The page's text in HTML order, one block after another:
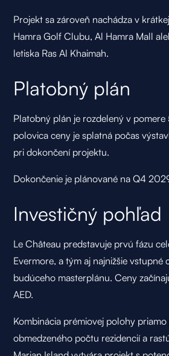
Projekt sa zároveň nachádza v
Hamra Golf Clubu, Al Hamra Mall
letiska Ras Al Khaimah.
Platobný plán
Platobný plán je rozdelený v
polovica ceny je splatná počas
pri dokončení projektu.
Dokončenie je plánované na Q4
Investičný pohľad
Le Château predstavuje prvú fázu
Evermore, a tým aj najnižšie vstupné
budúceho masterplánu. Ceny
AED.
Kombinácia prémiovej polohy
obmedzeného počtu rezidencií a